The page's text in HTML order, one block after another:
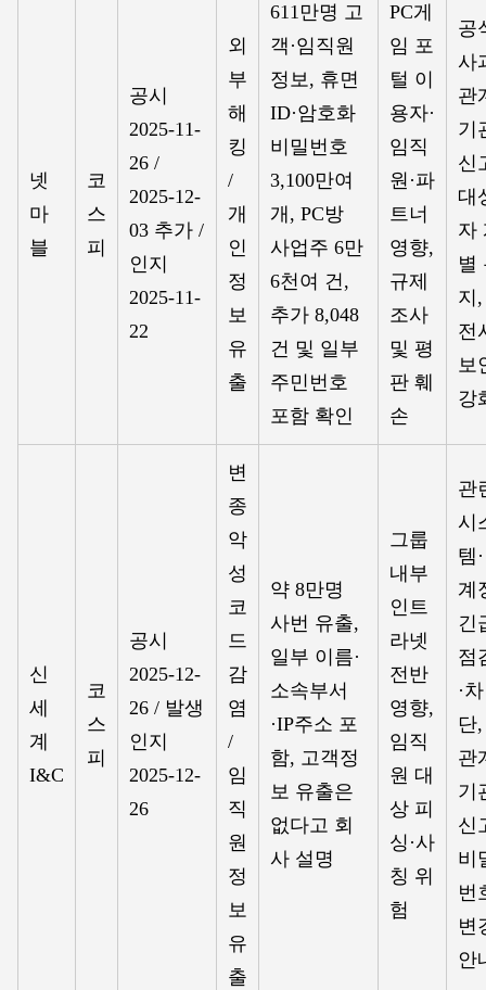
넷
마
블
코
스
피
공시
2025-11-
26 /
2025-12-
03 추가 /
인지
2025-11-
22
외
부
해
킹
/
개
인
정
보
유
출
611만명 고
객·임직원
정보, 휴면
ID·암호화
비밀번호
3,100만여
개, PC방
사업주 6만
6천여 건,
추가 8,048
건 및 일부
주민번호
포함 확인
PC게
임 포
털 이
용자·
임직
원·파
트너
영향,
규제
조사
및 평
판 훼
손
공
사
관
기
신
대
자
별
지,
전
보
강
신
세
계
I&C
코
스
피
공시
2025-12-
26 / 발생
인지
2025-12-
26
변
종
악
성
코
드
감
염
/
임
직
원
정
보
유
출
약 8만명
사번 유출,
일부 이름·
소속부서
·IP주소 포
함, 고객정
보 유출은
없다고 회
사 설명
그룹
내부
인트
라넷
전반
영향,
임직
원 대
상 피
싱·사
칭 위
험
관
시
템·
계
긴
점
·차
단,
관
기
신
비
번
변
안